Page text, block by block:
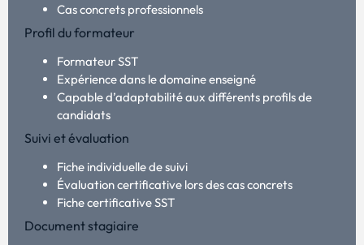
Cas concrets professionnels
Profil du formateur
Formateur SST
Expérience dans le domaine enseigné
Capable d’adaptabilité aux différents profils de
candidats
Suivi et évaluation
Fiche individuelle de suivi
Évaluation certificative lors des cas concrets
Fiche certificative SST
Document stagiaire